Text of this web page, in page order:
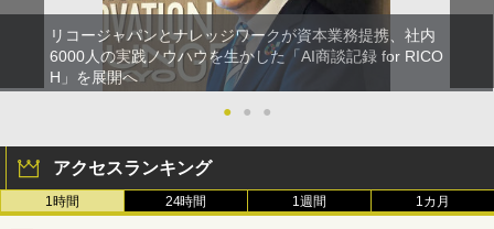
リコージャパンとナレッジワークが資本業務提携、社内
6000人の実践ノウハウを生かした「AI商談記録 for RICO
H」を展開へ
●
● ●
アクセスランキング
1時間 24時間 1週間 1カ月